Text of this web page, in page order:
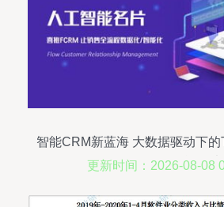
智能CRM新蓝海 大数据驱动下
推人工智能名片
更新时间：2026-08-08